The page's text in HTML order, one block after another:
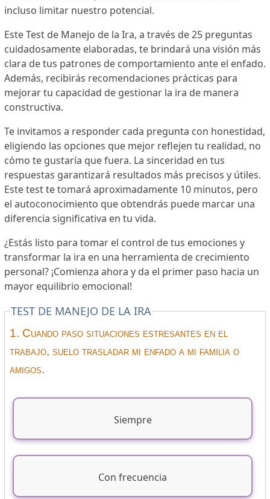
incluso limitar nuestro potencial.
Este Test de Manejo de la Ira, a través de 25 preguntas
cuidadosamente elaboradas, te brindará una visión más
clara de tus patrones de comportamiento ante el enfado.
Además, recibirás recomendaciones prácticas para
mejorar tu capacidad de gestionar la ira de manera
constructiva.
Te invitamos a responder cada pregunta con honestidad,
eligiendo las opciones que mejor reflejen tu realidad, no
cómo te gustaría que fuera. La sinceridad en tus
respuestas garantizará resultados más precisos y útiles.
Este test te tomará aproximadamente 10 minutos, pero
el autoconocimiento que obtendrás puede marcar una
diferencia significativa en tu vida.
¿Estás listo para tomar el control de tus emociones y
transformar la ira en una herramienta de crecimiento
personal? ¡Comienza ahora y da el primer paso hacia un
mayor equilibrio emocional!
TEST DE MANEJO DE LA IRA
1. Cuando paso situaciones estresantes en el
trabajo, suelo trasladar mi enfado a mi familia o
amigos.
Siempre
Con frecuencia